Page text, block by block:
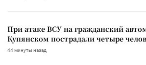
При атаке ВСУ на гражданский
Купянском пострадали четыре
44 минуты назад